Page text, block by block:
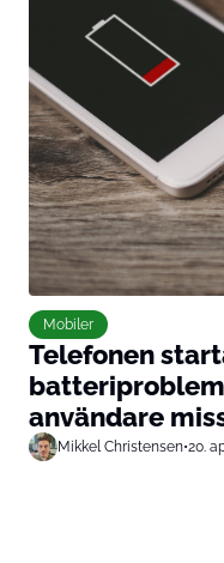
Mobiler
Telefonen
användare
Mikkel Christensen•20.